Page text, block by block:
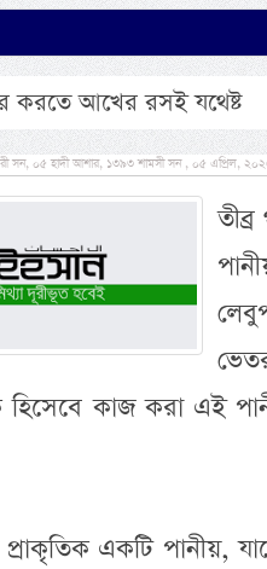
করতে আখের রসই যথেষ্ট
সন, ০৫ হাদী আশার, ১৩৯৩ শামসী সন , ০৫ এপ্রিল,
হিসেবে কাজ করা এই
একটি পানীয়,